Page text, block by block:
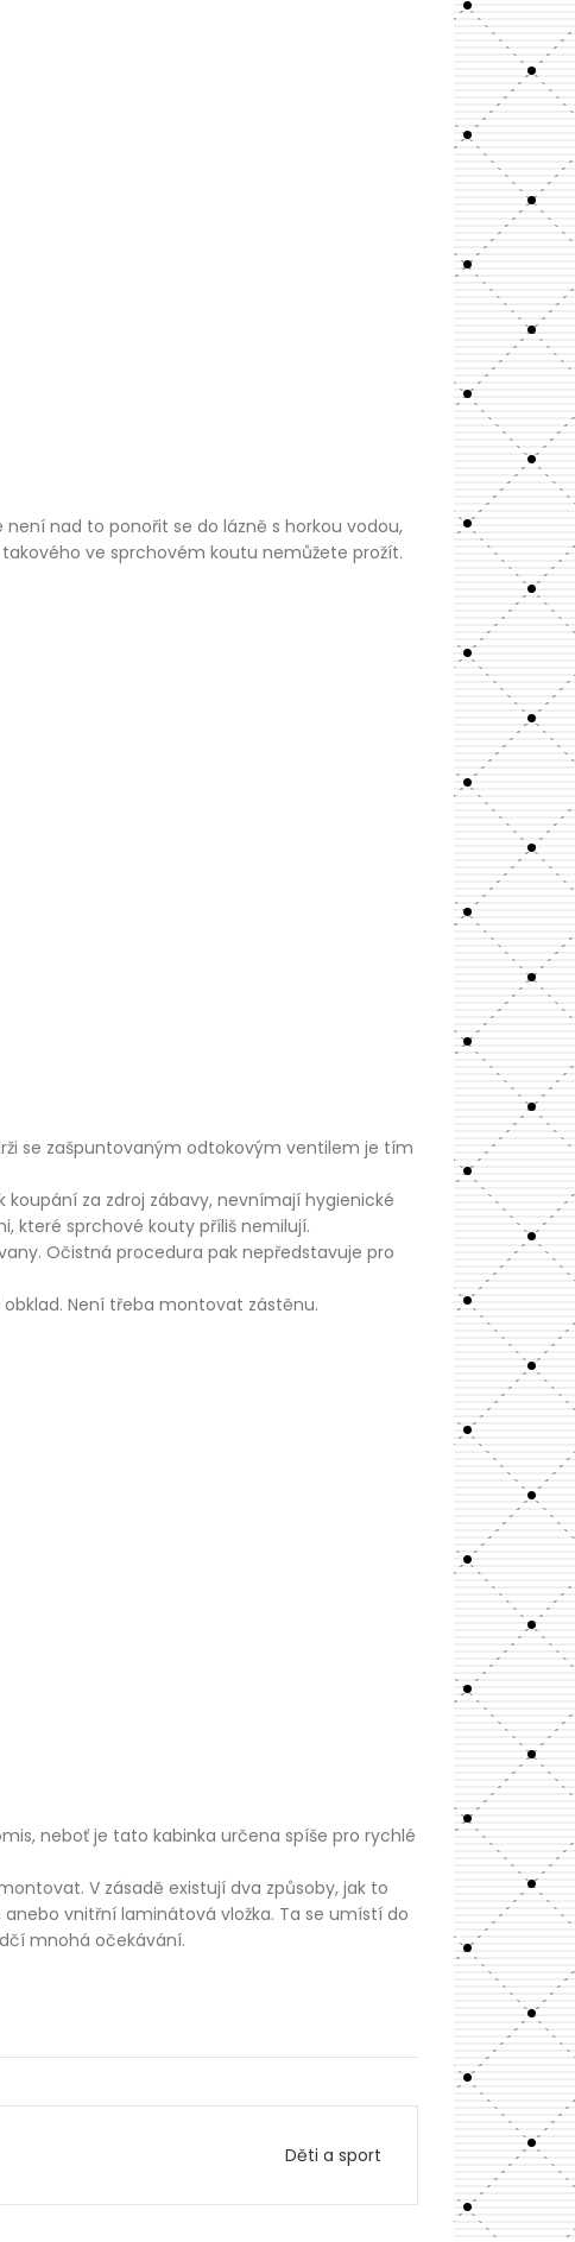
nad to ponořit se do lázně s horkou vodou,
ve sprchovém koutu nemůžete prožít.
se zašpuntovaným odtokovým ventilem je tím
za zdroj zábavy, nevnímají hygienické
které sprchové kouty příliš nemilují.
Očistná procedura pak nepředstavuje pro
Není třeba montovat zástěnu.
neboť je tato kabinka určena spíše pro rychlé
V zásadě existují dva způsoby, jak to
vnitřní laminátová vložka. Ta se umístí do
mnohá očekávání.
Děti a sport